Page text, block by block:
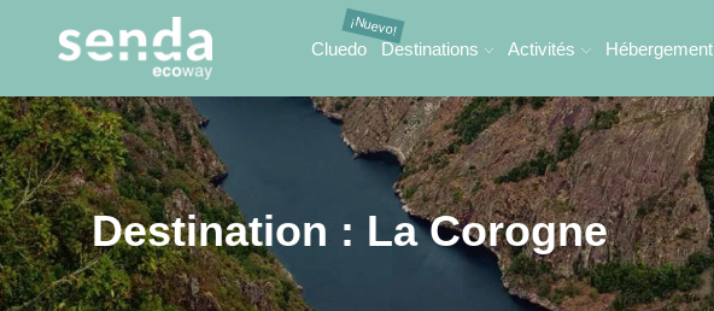
Cluedo Destinations Activités Hébergement
Destination : La Corogne